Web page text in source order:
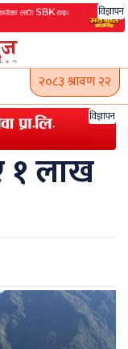
विज्ञापन
२०८३ श्रावण २२
विज्ञापन
१ लाख